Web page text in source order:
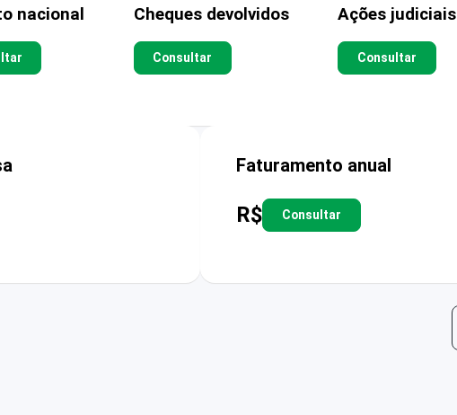
nacional Cheques devolvidos
Consultar
Ações judiciais
Consultar
Faturamento anual
R$ Consultar